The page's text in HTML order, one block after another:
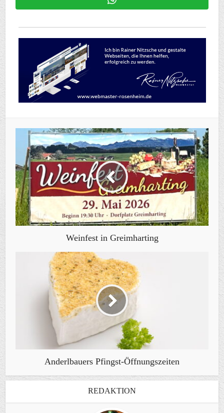
Weinfest in Greimharting
Anderlbauers Pfingst-Öffnungszeiten
REDAKTION